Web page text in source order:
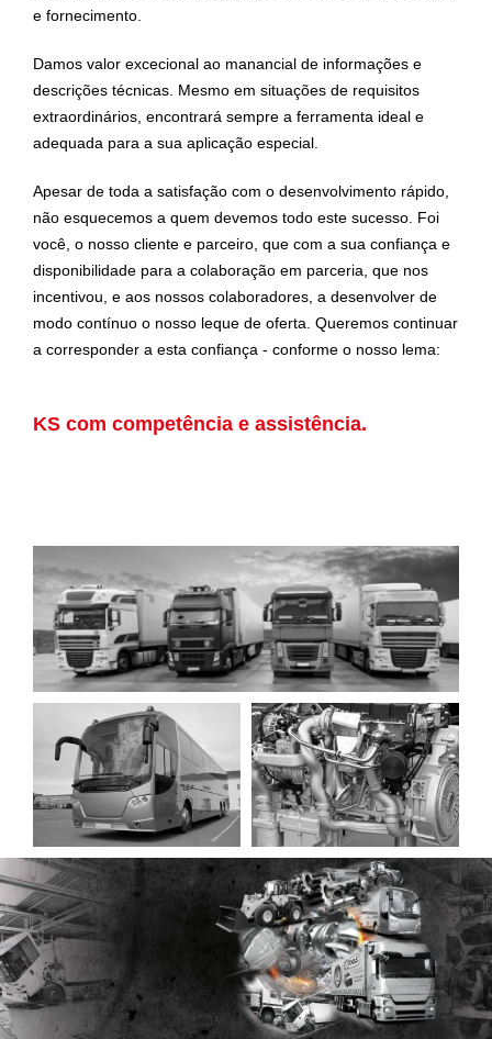
e fornecimento.
Damos valor excecional ao manancial de informações e
descrições técnicas. Mesmo em situações de requisitos
extraordinários, encontrará sempre a ferramenta ideal e
adequada para a sua aplicação especial.
Apesar de toda a satisfação com o desenvolvimento rápido,
não esquecemos a quem devemos todo este sucesso. Foi
você, o nosso cliente e parceiro, que com a sua confiança e
disponibilidade para a colaboração em parceria, que nos
incentivou, e aos nossos colaboradores, a desenvolver de
modo contínuo o nosso leque de oferta. Queremos continuar
a corresponder a esta confiança - conforme o nosso lema:
KS com competência e assistência.